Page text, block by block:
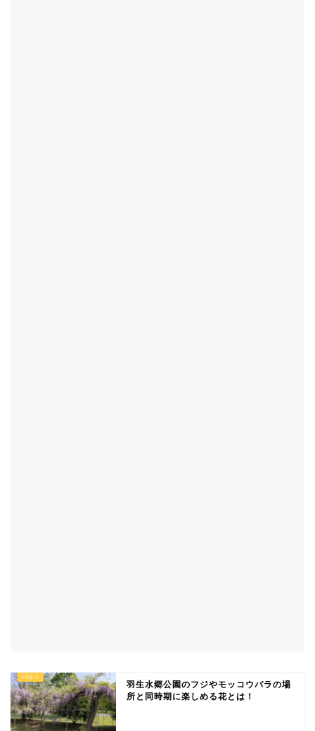
羽生水郷公園のフジやモッコウバラの場
所と同時期に楽しめる花とは！